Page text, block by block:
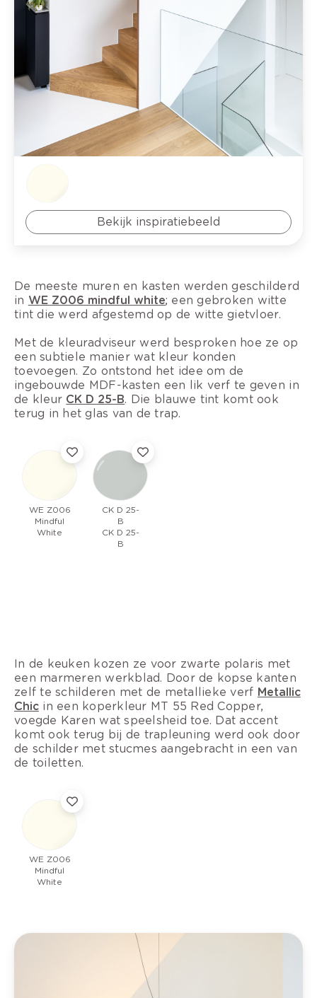
Bekijk inspiratiebeeld
De meeste muren en kasten werden geschilderd
in WE Z006 mindful white; een gebroken witte
tint die werd afgestemd op de witte gietvloer.
Met de kleuradviseur werd besproken hoe ze op
een subtiele manier wat kleur konden
toevoegen. Zo ontstond het idee om de
ingebouwde MDF-kasten een lik verf te geven in
de kleur CK D 25-B. Die blauwe tint komt ook
terug in het glas van de trap.
WE Z006
Mindful
White
CK D 25-
B
CK D 25-
B
In de keuken kozen ze voor zwarte polaris met
een marmeren werkblad. Door de kopse kanten
zelf te schilderen met de metallieke verf Metallic
Chic in een koperkleur MT 55 Red Copper,
voegde Karen wat speelsheid toe. Dat accent
komt ook terug bij de trapleuning werd ook door
de schilder met stucmes aangebracht in een van
de toiletten.
WE Z006
Mindful
White